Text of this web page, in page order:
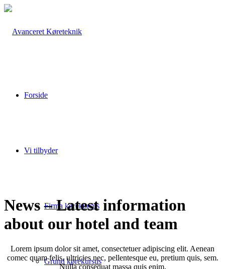
Forside
Vi tilbyder
Firma kørekursus
Grund kørekursus
News – Latest information
about our hotel and team
Lorem ipsum dolor sit amet, consectetuer adipiscing elit. Aenean
comec quam felis, ultricies nec, pellentesque eu, pretium quis, sem.
Nulla consequat massa quis enim.